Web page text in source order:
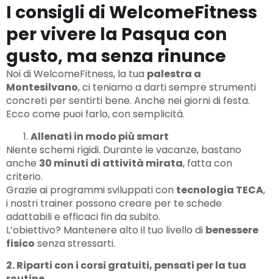
I consigli di WelcomeFitness
per vivere la Pasqua con
gusto, ma senza rinunce
Noi di WelcomeFitness, la tua palestra a
Montesilvano, ci teniamo a darti sempre strumenti
concreti per sentirti bene. Anche nei giorni di festa.
Ecco come puoi farlo, con semplicità.
Allenati in modo più smart
Niente schemi rigidi. Durante le vacanze, bastano
anche 30 minuti di attività mirata, fatta con
criterio.
Grazie ai programmi sviluppati con tecnologia TECA,
i nostri trainer possono creare per te schede
adattabili e efficaci fin da subito.
L’obiettivo? Mantenere alto il tuo livello di benessere
fisico senza stressarti.
2. Riparti con i corsi gratuiti, pensati per la tua